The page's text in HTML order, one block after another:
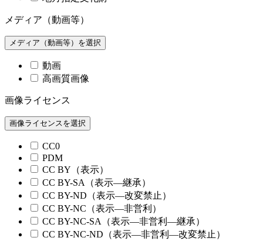
メディア（動画等）
メディア（動画等）を選択
動画
高画質画像
画像ライセンス
画像ライセンスを選択
CC0
PDM
CC BY（表示）
CC BY-SA（表示—継承）
CC BY-ND（表示—改変禁止）
CC BY-NC（表示—非営利）
CC BY-NC-SA（表示—非営利—継承）
CC BY-NC-ND（表示—非営利—改変禁止）